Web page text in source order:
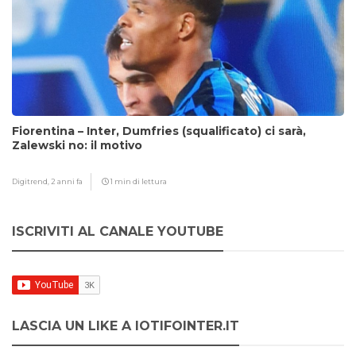
Fiorentina – Inter, Dumfries (squalificato) ci sarà,
Zalewski no: il motivo
Digitrend, 2 anni fa 1 min di lettura
ISCRIVITI AL CANALE YOUTUBE
LASCIA UN LIKE A IOTIFOINTER.IT